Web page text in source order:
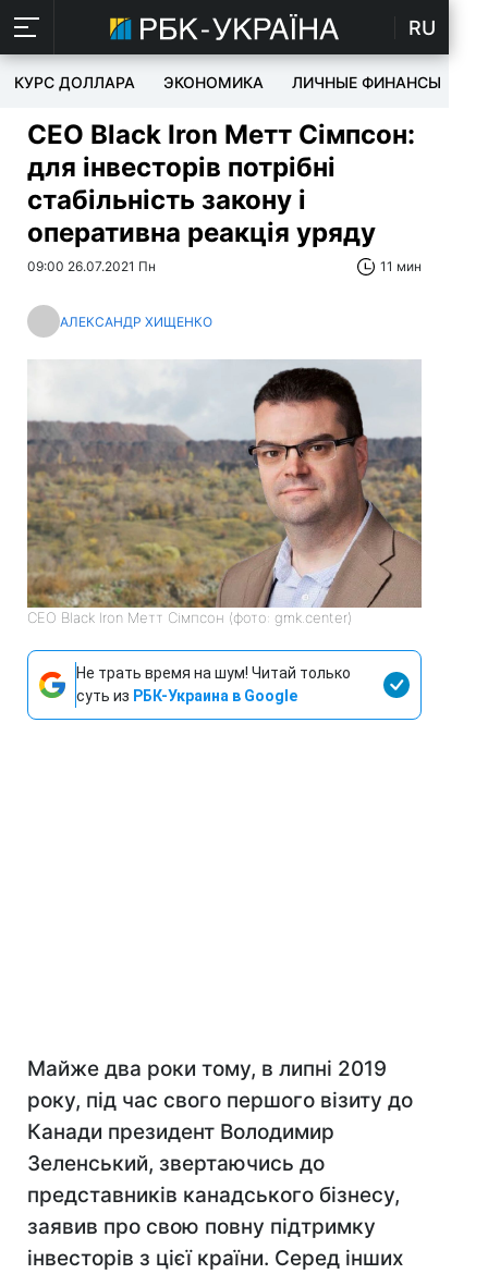
RU
КУРС ДОЛЛАРА ЭКОНОМИКА ЛИЧНЫЕ ФИНАНСЫ
CEO Black Iron Метт Сімпсон:
для інвесторів потрібні
стабільність закону і
оперативна реакція уряду
09:00 26.07.2021 Пн 11 мин
АЛЕКСАНДР ХИЩЕНКО
CEO Black Iron Метт Сімпсон (фото: gmk.center)
Не трать время на шум! Читай только
суть из РБК-Украина в Google
Майже два роки тому, в липні 2019
року, під час свого першого візиту до
Канади президент Володимир
Зеленський, звертаючись до
представників канадського бізнесу,
заявив про свою повну підтримку
інвесторів з цієї країни. Серед інших